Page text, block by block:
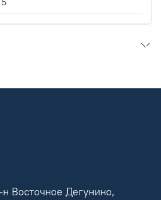
Восточное Дегунино,